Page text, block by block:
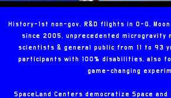
ious
History-1st non-gov. R&D flights in 0-G,
since 2005, unprecedented microgravity
scientists & general public from 11 to 93
participants with 100% disabilities, also
game-changing
SpaceLand Centers democratize Space